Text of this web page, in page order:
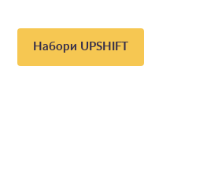
Набори UPSHIFT